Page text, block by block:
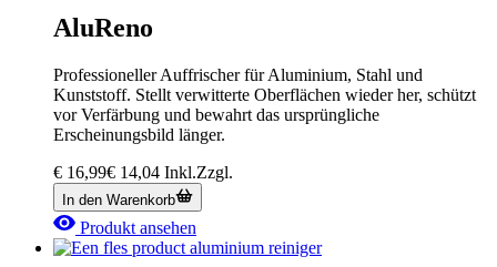
AluReno
Professioneller Auffrischer für Aluminium, Stahl und
Kunststoff. Stellt verwitterte Oberflächen wieder her, schützt
vor Verfärbung und bewahrt das ursprüngliche
Erscheinungsbild länger.
€ 16,99€ 14,04 Inkl.Zzgl.
In den Warenkorb
Produkt ansehen